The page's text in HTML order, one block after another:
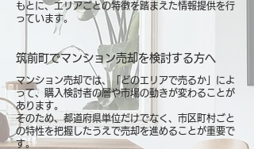
もとに、エリアごとの特徴を踏まえた情報提供を行
っています。
筑前町でマンション売却を検討する方へ
マンション売却では、「どのエリアで売るか」によ
って、購入検討者の層や市場の動きが変わることが
あります。
そのため、都道府県単位だけでなく、市区町村ごと
の特性を把握したうえで売却を進めることが重要で
す。